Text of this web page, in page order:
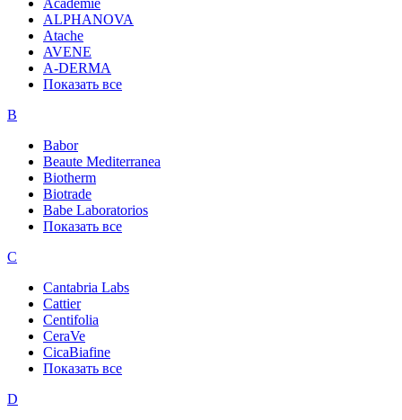
ALPHANOVA
Atache
AVENE
A-DERMA
Показать все
B
Babor
Beaute Mediterranea
Biotherm
Biotrade
Babe Laboratorios
Показать все
C
Cantabria Labs
Cattier
Centifolia
CeraVe
CicaBiafine
Показать все
D